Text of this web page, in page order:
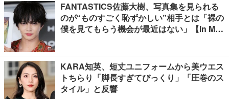
FANTASTICS佐藤大樹、写真集を見られる
のが“ものすごく恥ずかしい”相手とは「裸の
僕を見てもらう機会が最近はない」【In Moti
KARA知英、短丈ユニフォームから美ウエス
トちらり「脚長すぎてびっくり」「圧巻のス
タイル」と反響